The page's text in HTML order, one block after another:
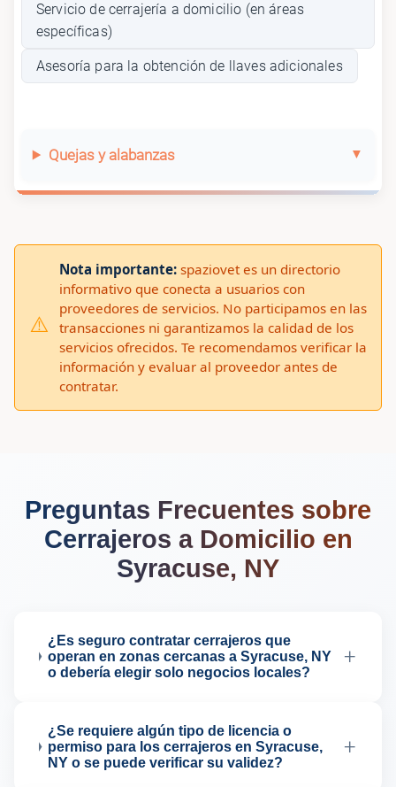
Servicio de cerrajería a domicilio (en áreas
específicas)
Asesoría para la obtención de llaves adicionales
Quejas y alabanzas
⚠️
Nota importante: spaziovet es un directorio
informativo que conecta a usuarios con
proveedores de servicios. No participamos en las
transacciones ni garantizamos la calidad de los
servicios ofrecidos. Te recomendamos verificar la
información y evaluar al proveedor antes de
contratar.
Preguntas Frecuentes sobre
Cerrajeros a Domicilio en
Syracuse, NY
¿Es seguro contratar cerrajeros que
operan en zonas cercanas a Syracuse, NY
o debería elegir solo negocios locales?
+
¿Se requiere algún tipo de licencia o
permiso para los cerrajeros en Syracuse,
NY o se puede verificar su validez?
+